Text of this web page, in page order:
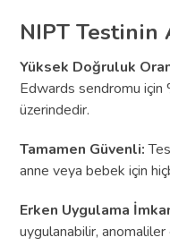
NIPT Testinin
Yüksek Doğruluk
Edwards sendromu için
üzerindedir.
Tamamen Güvenli:
anne veya bebek için
Erken Uygulama
uygulanabilir,